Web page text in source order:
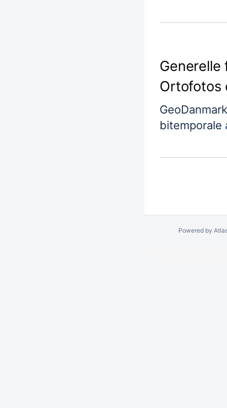
Generelle
Ortofotos
bitemporale
Powered by